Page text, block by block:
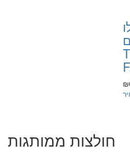
חולצות ממותגות